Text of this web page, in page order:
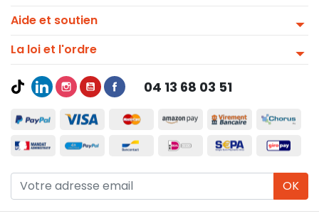
Aide et soutien
La loi et l'ordre
04 13 68 03 51
OK